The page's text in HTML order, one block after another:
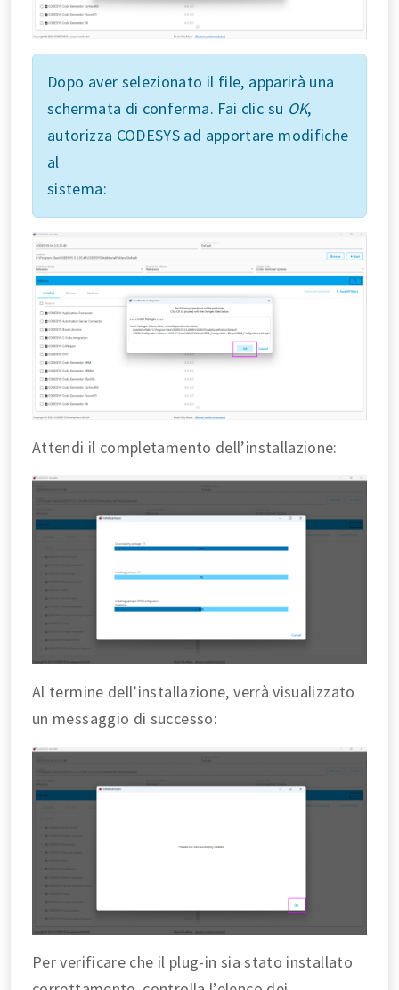
Dopo aver selezionato il file, apparirà una
schermata di conferma. Fai clic su OK,
autorizza CODESYS ad apportare modifiche
al
sistema:
Attendi il completamento dell’installazione:
Al termine dell’installazione, verrà visualizzato
un messaggio di successo:
Per verificare che il plug-in sia stato installato